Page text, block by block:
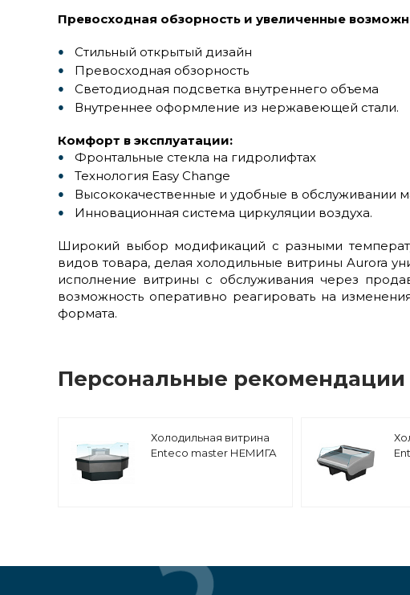
Превосходная обзорность и увеличенные
Стильный открытый дизайн
Превосходная обзорность
Светодиодная подсветка внутреннего объема
Внутреннее оформление из нержавеющей стали.
Комфорт в эксплуатации:
Фронтальные стекла на гидролифтах
Технология Easy Change
Высококачественные и удобные в обслуживании
Инновационная система циркуляции воздуха.
Широкий выбор модификаций с разными
видов товара, делая холодильные витрины Aurora
исполнение витрины с обслуживания через
возможность оперативно реагировать на
формата.
Персональные рекомендации
Холодильная витрина
Enteco master НЕМИГА